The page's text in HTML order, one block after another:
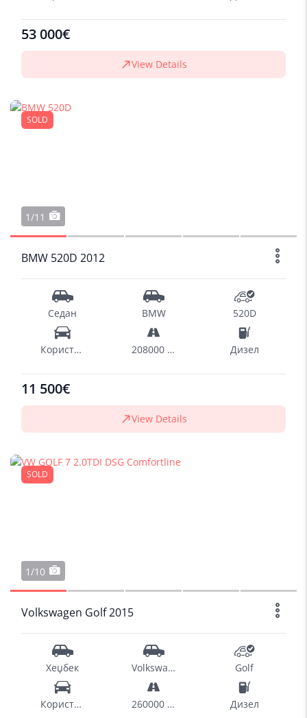
53 000€
View Details
SOLD
1/11
BMW 520D 2012
Седан BMW 520D
Користен 208000 km Дизел
11 500€
View Details
SOLD
1/10
Volkswagen Golf 2015
Хеџбек Volkswagen Golf
Користен 260000 km Дизел